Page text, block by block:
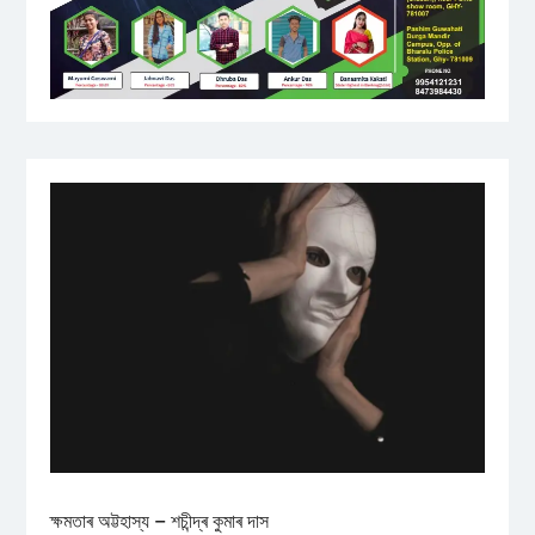
ক্ষমতাৰ অট্টহাস্য – শচীন্দ্ৰ কুমাৰ দাস